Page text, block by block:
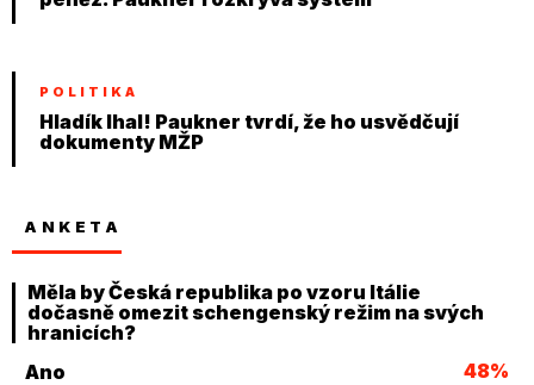
POLITIKA
Hladík lhal! Paukner tvrdí, že ho usvědčují
dokumenty MŽP
ANKETA
Měla by Česká republika po vzoru Itálie
dočasně omezit schengenský režim na svých
hranicích?
Ano
48%